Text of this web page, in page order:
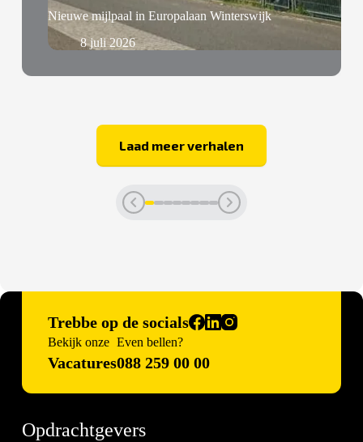
Nieuwe mijlpaal in Europalaan Winterswijk
8 juli 2026
Laad meer verhalen
Trebbe op de socials
Bekijk onze
Vacatures
Even bellen?
088 259 00 00
Opdrachtgevers